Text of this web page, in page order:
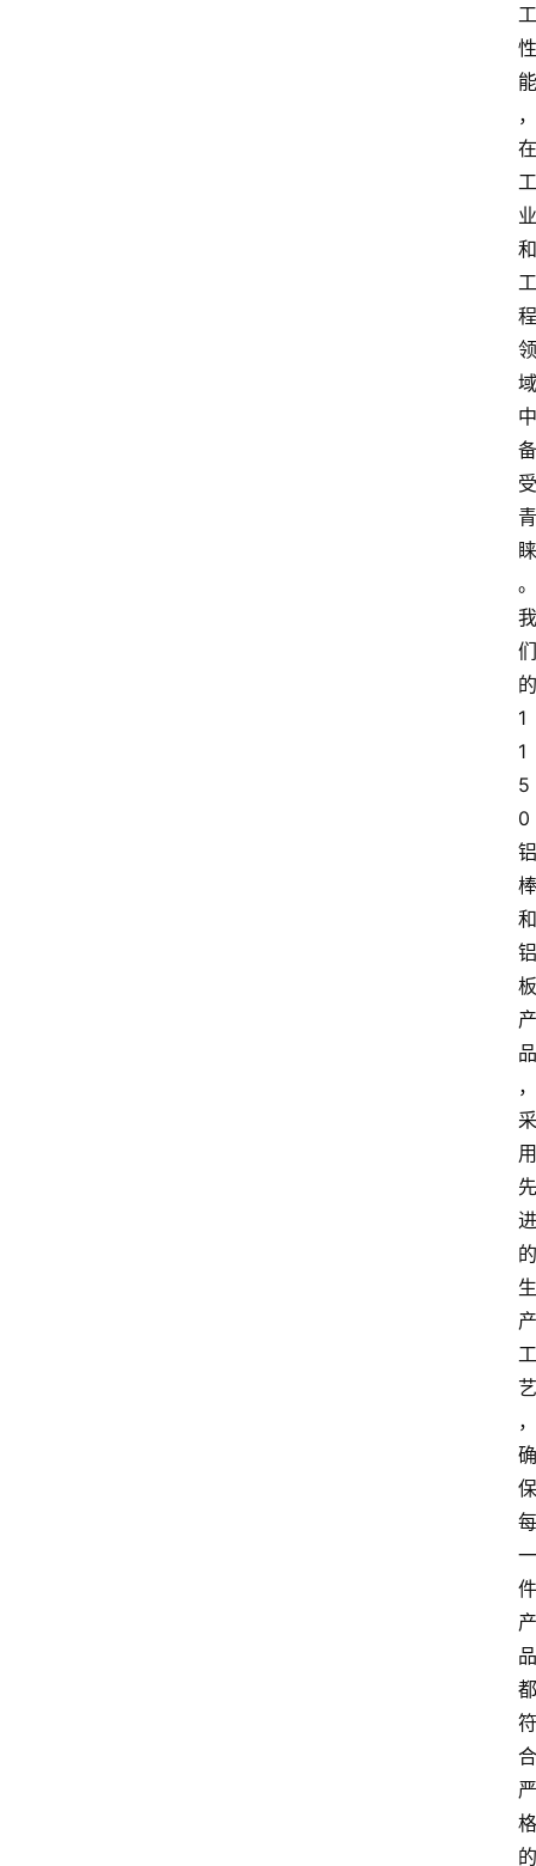
工
性
能
，
在
工
业
和
工
程
领
域
中
备
受
青
睐
。
我
们
的
1
1
5
0
铝
棒
和
铝
板
产
品
，
采
用
先
进
的
生
产
工
艺
，
确
保
每
一
件
产
品
都
符
合
严
格
的